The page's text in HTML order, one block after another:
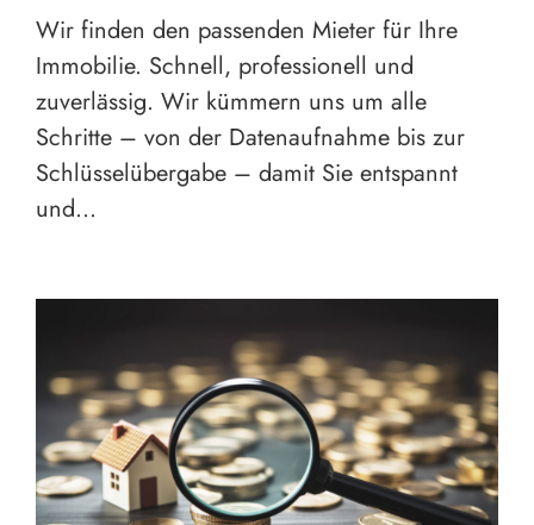
Wir finden den passenden Mieter für Ihre
Immobilie. Schnell, professionell und
zuverlässig. Wir kümmern uns um alle
Schritte – von der Datenaufnahme bis zur
Schlüsselübergabe – damit Sie entspannt
und…